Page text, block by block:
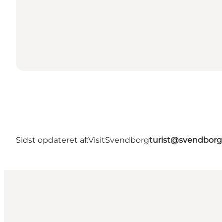
Sidst opdateret af:VisitSvendborg